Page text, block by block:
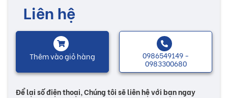
Liên hệ
Thêm vào giỏ hàng 0986549149 -
0983300680
Để lại số điện thoại, Chúng tôi sẽ liên hệ với bạn ngay